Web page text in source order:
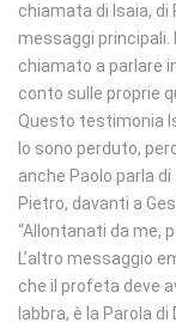
chiamata di Isaia, di
messaggi principali.
chiamato a parlare
conto sulle proprie
Questo testimonia
Io sono perduto,
anche Paolo parla di
Pietro, davanti a
“Allontanati da me,
L’altro messaggio
che il profeta deve
labbra, è la Parola